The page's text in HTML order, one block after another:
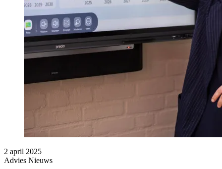
2 april 2025
Advies Nieuws